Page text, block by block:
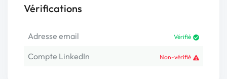
Vérifications
Adresse email Vérifié
Compte LinkedIn Non-vérifié